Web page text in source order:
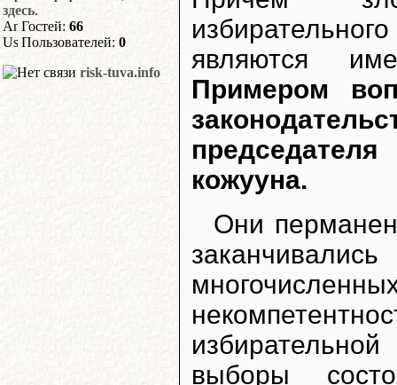
здесь.
Гостей: 66
Пользователей: 0
risk-tuva.info
являются
Примером
кожууна.
Они
выборы